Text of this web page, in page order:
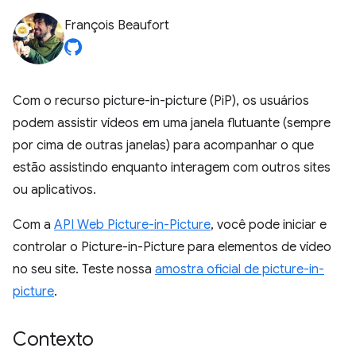
François Beaufort
Com o recurso picture-in-picture (PiP), os usuários
podem assistir vídeos em uma janela flutuante (sempre
por cima de outras janelas) para acompanhar o que
estão assistindo enquanto interagem com outros sites
ou aplicativos.
Com a API Web Picture-in-Picture, você pode iniciar e
controlar o Picture-in-Picture para elementos de vídeo
no seu site. Teste nossa amostra oficial de picture-in-
picture.
Contexto